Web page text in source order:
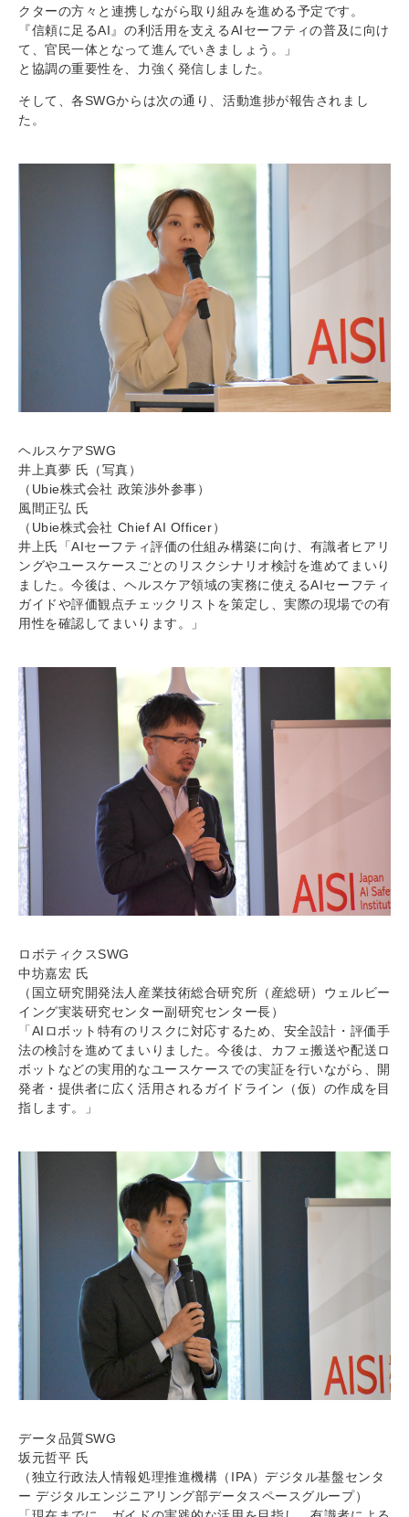
クターの方々と連携しながら取り組みを進める予定です。
『信頼に足るAI』の利活用を支えるAIセーフティの普及に向け
て、官民一体となって進んでいきましょう。」
と協調の重要性を、力強く発信しました。
そして、各SWGからは次の通り、活動進捗が報告されまし
た。
ヘルスケアSWG
井上真夢 氏（写真）
（Ubie株式会社 政策渉外参事）
風間正弘 氏
（Ubie株式会社 Chief AI Officer）
井上氏「AIセーフティ評価の仕組み構築に向け、有識者ヒアリ
ングやユースケースごとのリスクシナリオ検討を進めてまいり
ました。今後は、ヘルスケア領域の実務に使えるAIセーフティ
ガイドや評価観点チェックリストを策定し、実際の現場での有
用性を確認してまいります。」
ロボティクスSWG
中坊嘉宏 氏
（国立研究開発法人産業技術総合研究所（産総研）ウェルビー
イング実装研究センター副研究センター長）
「AIロボット特有のリスクに対応するため、安全設計・評価手
法の検討を進めてまいりました。今後は、カフェ搬送や配送ロ
ボットなどの実用的なユースケースでの実証を行いながら、開
発者・提供者に広く活用されるガイドライン（仮）の作成を目
指します。」
データ品質SWG
坂元哲平 氏
（独立行政法人情報処理推進機構（IPA）デジタル基盤センタ
ー デジタルエンジニアリング部データスペースグループ）